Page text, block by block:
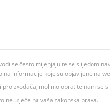
se često mijenjaju te se slijedom
informacije koje su objavljene na
molimo obratite nam se
ne utječe na vaša zakonska prava.